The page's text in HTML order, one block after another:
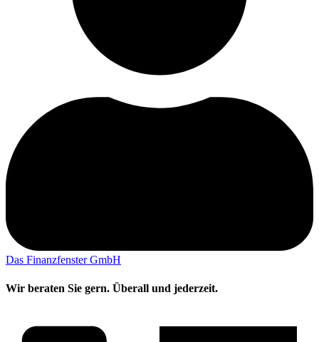
Das Finanzfenster GmbH
Wir beraten Sie gern. Überall und jederzeit.